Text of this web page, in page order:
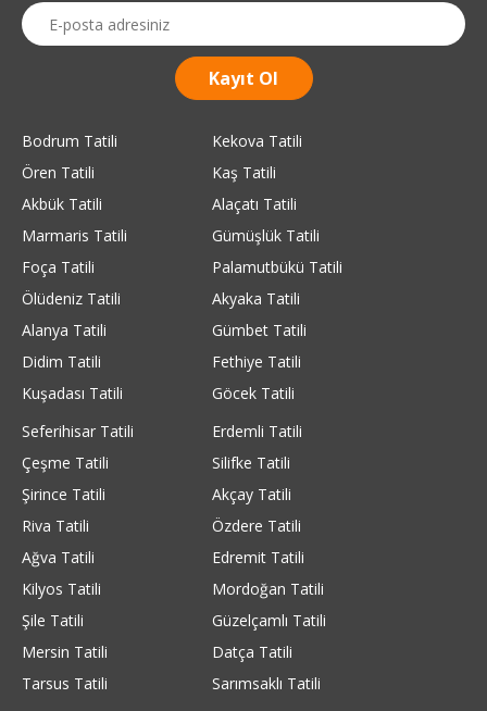
Bodrum Tatili
Ören Tatili
Akbük Tatili
Marmaris Tatili
Foça Tatili
Ölüdeniz Tatili
Alanya Tatili
Didim Tatili
Kuşadası Tatili
Kekova Tatili
Kaş Tatili
Alaçatı Tatili
Gümüşlük Tatili
Palamutbükü Tatili
Akyaka Tatili
Gümbet Tatili
Fethiye Tatili
Göcek Tatili
Seferihisar Tatili
Çeşme Tatili
Şirince Tatili
Riva Tatili
Ağva Tatili
Kilyos Tatili
Şile Tatili
Mersin Tatili
Tarsus Tatili
Erdemli Tatili
Silifke Tatili
Akçay Tatili
Özdere Tatili
Edremit Tatili
Mordoğan Tatili
Güzelçamlı Tatili
Datça Tatili
Sarımsaklı Tatili